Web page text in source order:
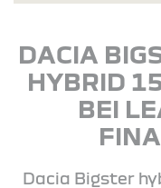
DACIA
HYBRID
BEI
Dacia Bigster